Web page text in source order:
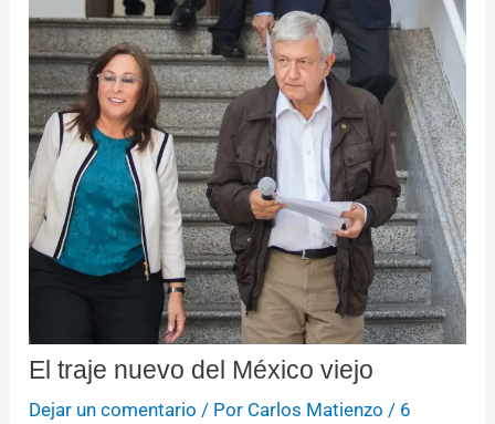
El traje nuevo del México viejo
Dejar un comentario / Por Carlos Matienzo / 6